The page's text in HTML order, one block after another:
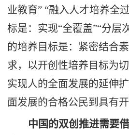
业教育” “融入人才培养全
标是：实现“全覆盖”“分层
的培养目标是：紧密结合
求，以开创性培养目标为
实现人的全面发展的延伸
面发展的合格公民到具有开
中国的双创推进需要